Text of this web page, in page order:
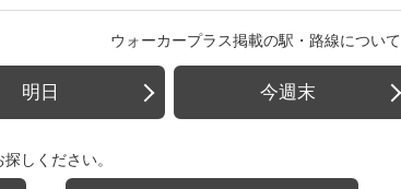
ウォーカープラス掲載の駅・路線について
明日 今週末
しください。